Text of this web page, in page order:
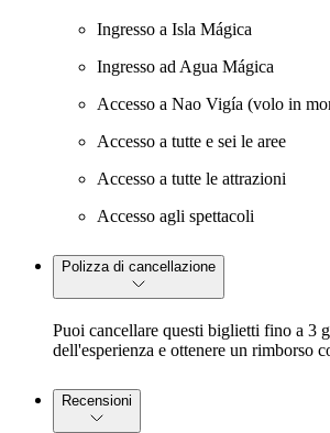
Ingresso a Isla Mágica
Ingresso ad Agua Mágica
Accesso a Nao Vigía (volo in
Accesso a tutte e sei le aree
Accesso a tutte le attrazioni
Accesso agli spettacoli
Polizza di cancellazione
Puoi cancellare questi biglietti fino a 3
dell'esperienza e ottenere un rimborso
Recensioni